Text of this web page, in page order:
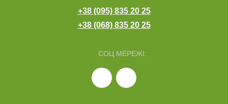
+38 (095) 835 20 25
+38 (068) 835 20 25
СОЦ МЕРЕЖІ: